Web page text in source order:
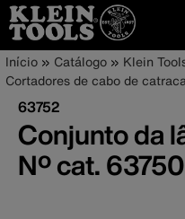
Pular
para
conteúdo
principal
Navegação
principal
Trilha
de
navegação
Início Catálogo Klein
Cortadores de cabo de
63752
Conjunto da
Nº cat. 63750